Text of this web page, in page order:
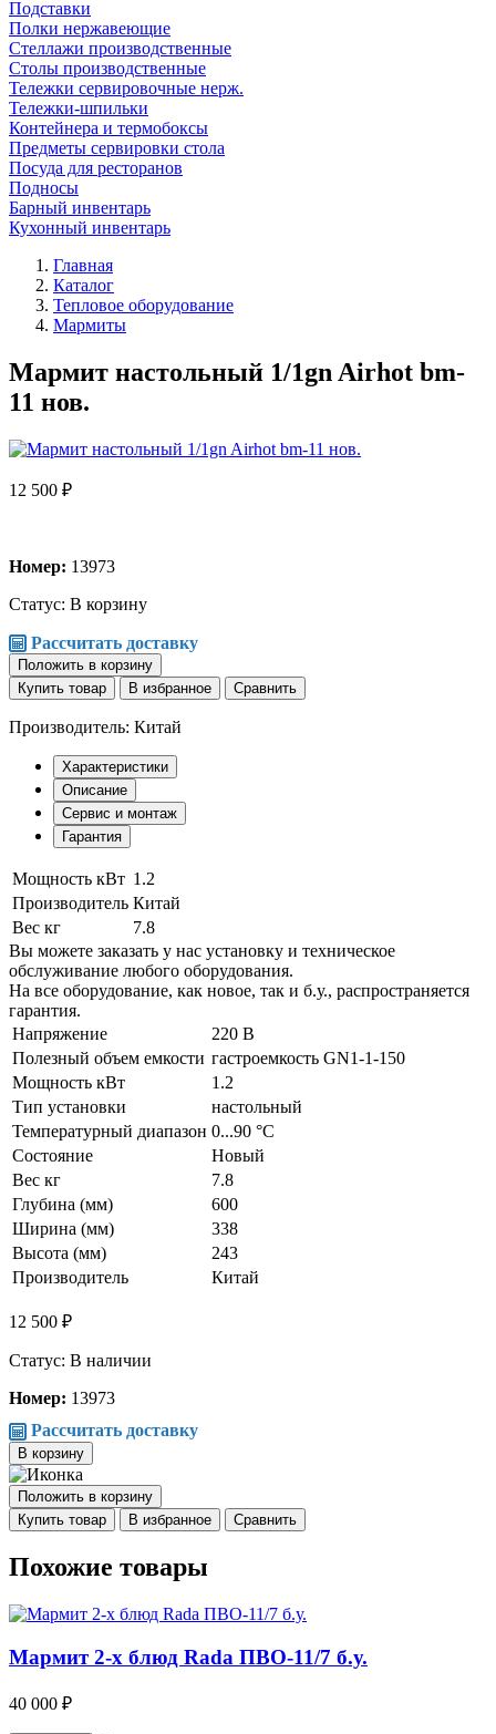
Подставки
Полки нержавеющие
Стеллажи производственные
Столы производственные
Тележки сервировочные нерж.
Тележки-шпильки
Контейнера и термобоксы
Предметы сервировки стола
Посуда для ресторанов
Подносы
Барный инвентарь
Кухонный инвентарь
Главная
Каталог
Тепловое оборудование
Мармиты
Мармит настольный 1/1gn Airhot bm-
11 нов.
12 500 ₽
Номер: 13973
Статус: В корзину
Рассчитать доставку
Положить в корзину
Купить товар
В избранное Сравнить
Производитель: Китай
Характеристики
Описание
Сервис и монтаж
Гарантия
Мощность кВт 1.2
Производитель Китай
Вес кг
7.8
Вы можете заказать у нас установку и техническое
обслуживание любого оборудования.
На все оборудование, как новое, так и б.у., распространяется
гарантия.
Напряжение
220 В
Полезный объем емкости гастроемкость GN1-1-150
Мощность кВт
1.2
Тип установки
настольный
Температурный диапазон 0...90 °С
Состояние
Новый
Вес кг
7.8
Глубина (мм)
600
Ширина (мм)
338
Высота (мм)
243
Производитель
Китай
12 500 ₽
Статус: В наличии
Номер: 13973
Рассчитать доставку
В корзину
Положить в корзину
Купить товар
В избранное Сравнить
Похожие товары
Мармит 2-х блюд Rada ПВО-11/7 б.у.
40 000 ₽